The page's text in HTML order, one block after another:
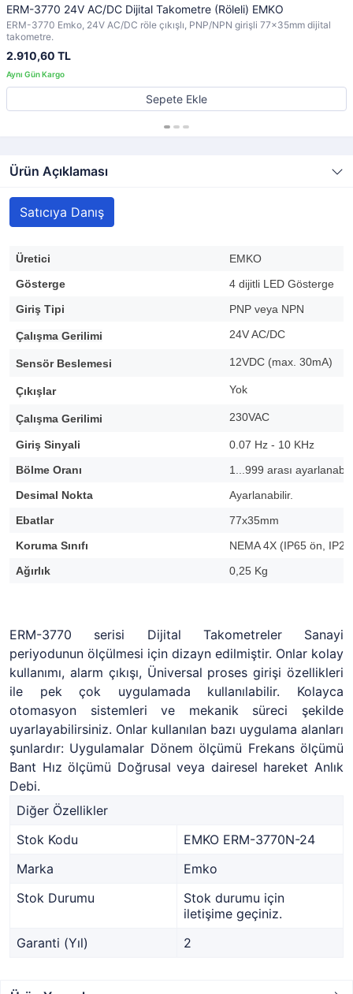
ERM-3770 24V AC/DC Dijital Takometre (Röleli) EMKO
ERM-3770 Emko, 24V AC/DC röle çıkışlı, PNP/NPN girişli 77x35mm dijital
takometre.
2.910,60 TL
Sepete Ekle
Ürün Açıklaması
Satıcıya Danış
Üretici
EMKO
Gösterge
4 dijitli LED Gösterge
Giriş Tipi
PNP veya NPN
Çalışma Gerilimi 24V AC/DC
Sensör Beslemesi 12VDC (max. 30mA)
Çıkışlar Yok
Çalışma Gerilimi 230VAC
Giriş Sinyali
0.07 Hz - 10 KHz
Bölme Oranı
1...999 arası
Desimal Nokta
Ayarlanabilir.
Ebatlar
77x35mm
Koruma Sınıfı
NEMA 4X (IP65 ön,
Ağırlık
0,25 Kg
ERM-3770 serisi Dijital Takometreler Sanayi
periyodunun ölçülmesi için dizayn edilmiştir. Onlar kolay
kullanımı, alarm çıkışı, Üniversal proses girişi özellikleri
ile pek çok uygulamada kullanılabilir. Kolayca
otomasyon sistemleri ve mekanik süreci şekilde
uyarlayabilirsiniz. Onlar kullanılan bazı uygulama alanları
şunlardır: Uygulamalar Dönem ölçümü Frekans ölçümü
Bant Hız ölçümü Doğrusal veya dairesel hareket Anlık
Debi.
Diğer Özellikler
Stok Kodu
EMKO ERM-3770N-24
Marka
Emko
Stok Durumu
Stok durumu için
iletişime geçiniz.
Garanti (Yıl)
2